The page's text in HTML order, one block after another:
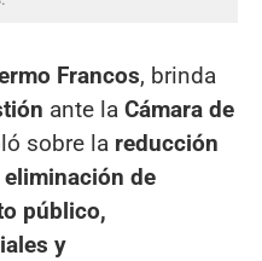
Francos, brinda
ante la Cámara de
sobre la reducción
de
público,
y